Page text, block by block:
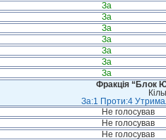
За
За
За
За
За
За
За
Фракція “Блок
За:1 Проти:4
Не голосував
Не голосував
Не голосував